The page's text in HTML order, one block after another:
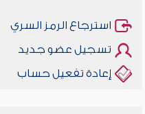
استرجاع الرمز السري
تسجيل عضو جديد
إعادة تفعيل حساب